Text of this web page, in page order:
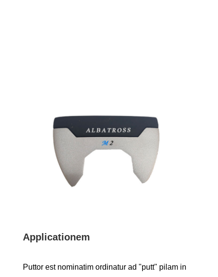
Applicationem
Puttor est nominatim ordinatur ad "putt" pilam in